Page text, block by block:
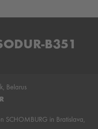
B351
Belarus
SCHOMBURG in Bratislava,